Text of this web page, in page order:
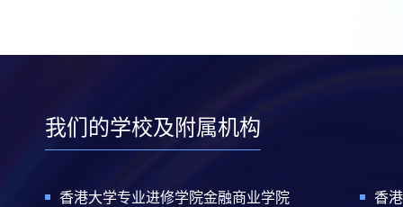
我们的学校及附属机构
香港大学专业进修学院金融商业学院
香